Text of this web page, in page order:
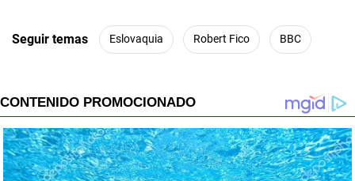
Seguir temas Eslovaquia Robert Fico BBC